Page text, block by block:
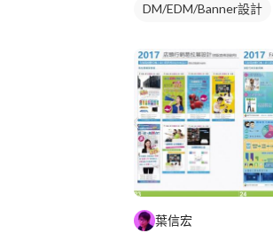
DM/EDM/Banner設計
葉信宏